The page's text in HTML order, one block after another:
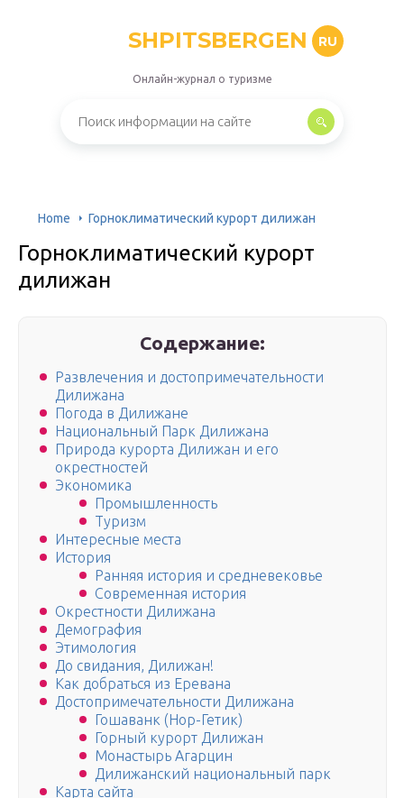
SHPITSBERGEN RU
Онлайн-журнал о туризме
Home Горноклиматический курорт дилижан
Горноклиматический курорт
дилижан
Содержание:
Развлечения и достопримечательности
Дилижана
Погода в Дилижане
Национальный Парк Дилижана
Природа курорта Дилижан и его
окрестностей
Экономика
Промышленность
Туризм
Интересные места
История
Ранняя история и средневековье
Современная история
Окрестности Дилижана
Демография
Этимология
До свидания, Дилижан!
Как добраться из Еревана
Достопримечательности Дилижана
Гошаванк (Нор-Гетик)
Горный курорт Дилижан
Монастырь Агарцин
Дилижанский национальный парк
Карта сайта